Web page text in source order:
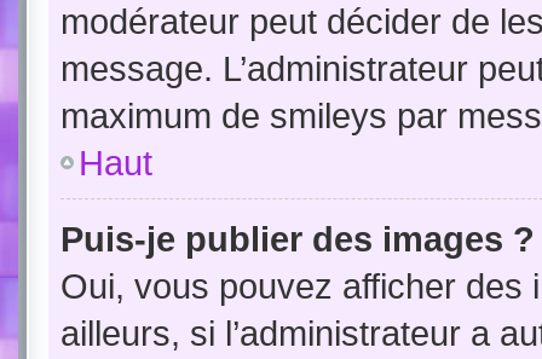
modérateur peut décider de
message. L’administrateur
maximum de smileys par
Haut
Puis-je publier des images ?
Oui, vous pouvez afficher
ailleurs, si l’administrateur a